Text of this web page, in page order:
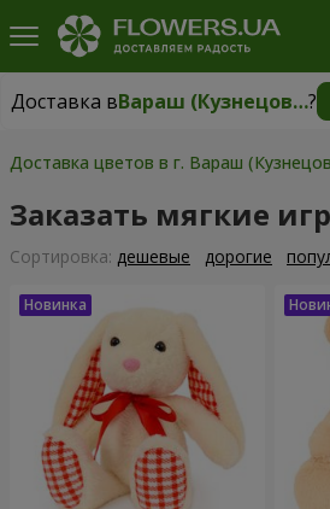
Доставка в Вараш (Кузнецовск)?
Доставка вВараш (Кузнецовск)
Доставка цветов в г. Вараш
Заказать мягкие
Cортировка: дешевые дорогие